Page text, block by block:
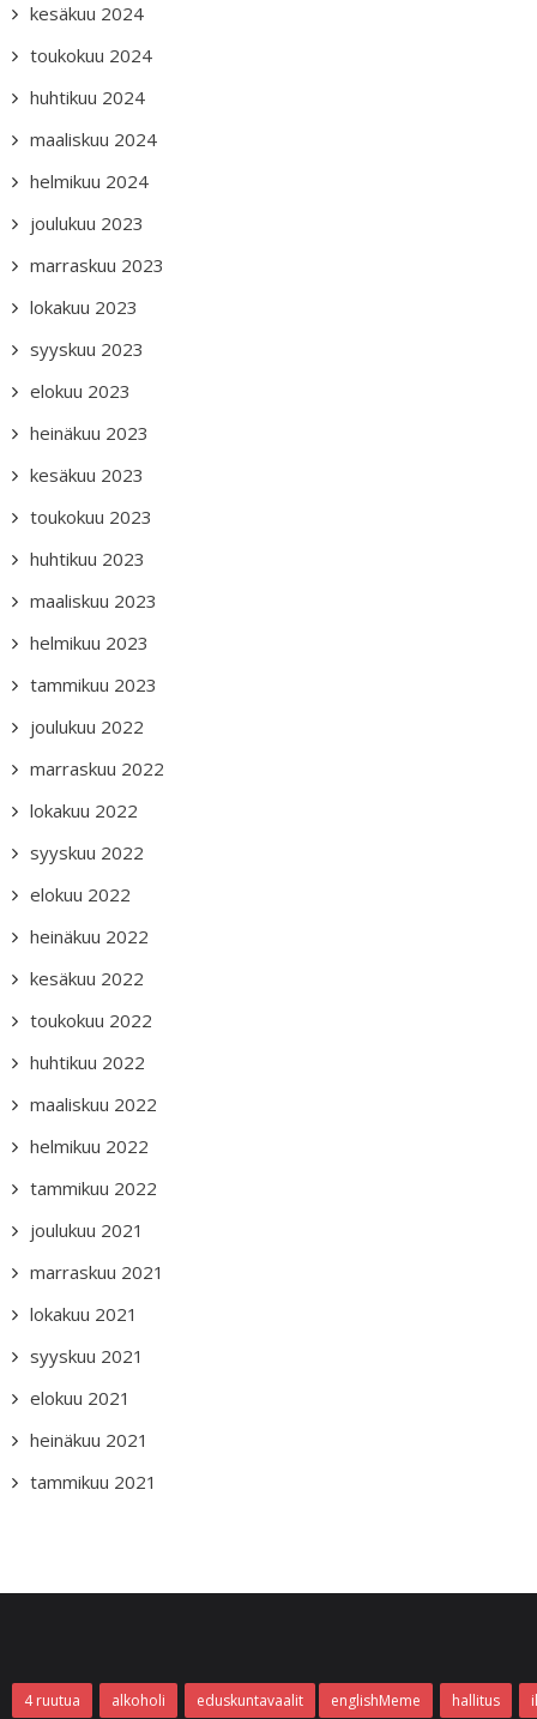
kesäkuu 2024
toukokuu 2024
huhtikuu 2024
maaliskuu 2024
helmikuu 2024
joulukuu 2023
marraskuu 2023
lokakuu 2023
syyskuu 2023
elokuu 2023
heinäkuu 2023
kesäkuu 2023
toukokuu 2023
huhtikuu 2023
maaliskuu 2023
helmikuu 2023
tammikuu 2023
joulukuu 2022
marraskuu 2022
lokakuu 2022
syyskuu 2022
elokuu 2022
heinäkuu 2022
kesäkuu 2022
toukokuu 2022
huhtikuu 2022
maaliskuu 2022
helmikuu 2022
tammikuu 2022
joulukuu 2021
marraskuu 2021
lokakuu 2021
syyskuu 2021
elokuu 2021
heinäkuu 2021
tammikuu 2021
4 ruutua alkoholi eduskuntavaalit englishMeme hallitus